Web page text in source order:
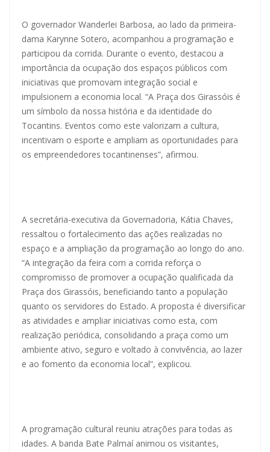
O governador Wanderlei Barbosa, ao lado da primeira-
dama Karynne Sotero, acompanhou a programação e
participou da corrida. Durante o evento, destacou a
importância da ocupação dos espaços públicos com
iniciativas que promovam integração social e
impulsionem a economia local. “A Praça dos Girassóis é
um símbolo da nossa história e da identidade do
Tocantins. Eventos como este valorizam a cultura,
incentivam o esporte e ampliam as oportunidades para
os empreendedores tocantinenses”, afirmou.
A secretária-executiva da Governadoria, Kátia Chaves,
ressaltou o fortalecimento das ações realizadas no
espaço e a ampliação da programação ao longo do ano.
“A integração da feira com a corrida reforça o
compromisso de promover a ocupação qualificada da
Praça dos Girassóis, beneficiando tanto a população
quanto os servidores do Estado. A proposta é diversificar
as atividades e ampliar iniciativas como esta, com
realização periódica, consolidando a praça como um
ambiente ativo, seguro e voltado à convivência, ao lazer
e ao fomento da economia local”, explicou.
A programação cultural reuniu atrações para todas as
idades. A banda Bate Palmaí animou os visitantes,